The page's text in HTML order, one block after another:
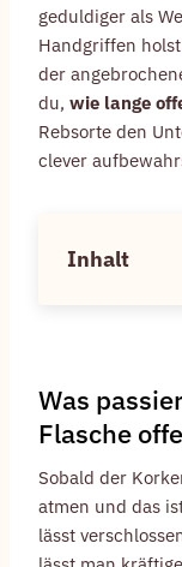
geduldiger als
Handgriffen
der
du, wie lange
Rebsorte den
clever
Inhalt
Was
Flasche
Sobald der
atmen und das
lässt